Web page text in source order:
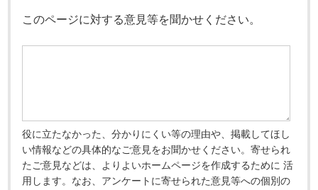
このページに対する意見等を聞かせください。
役に立たなかった、分かりにくい等の理由や、掲載してほし
い情報などの具体的なご意見をお聞かせください。寄せられ
たご意見などは、よりよいホームページを作成するために 活
用します。なお、アンケートに寄せられた意見等への個別の